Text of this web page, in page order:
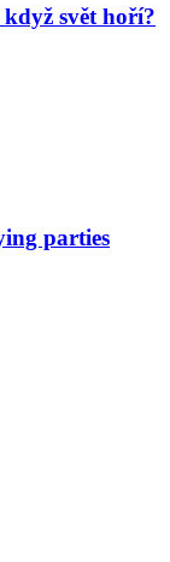
svět hoří?
parties